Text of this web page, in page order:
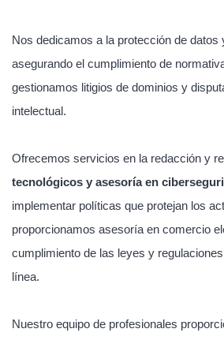
Nos dedicamos a la protección de datos
asegurando el cumplimiento de
gestionamos litigios de dominios y
intelectual.
Ofrecemos servicios en la redacción y
tecnológicos y asesoría en
implementar políticas que protejan los
proporcionamos asesoría en comercio
cumplimiento de las leyes y
línea.
Nuestro equipo de profesionales